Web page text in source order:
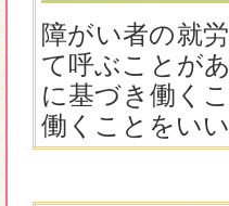
障がい者の就
て呼ぶことが
に基づき働く
働くことをい